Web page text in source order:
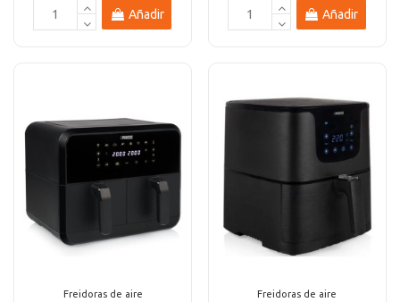
Añadir Añadir
Freidoras de aire Freidoras de aire